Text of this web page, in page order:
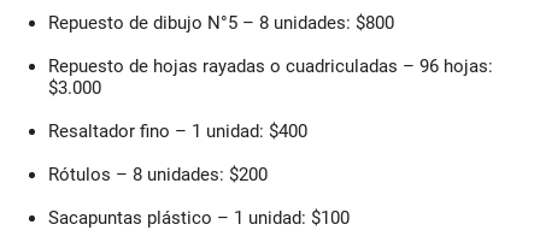
Repuesto de dibujo N°5 – 8 unidades: $800
Repuesto de hojas rayadas o cuadriculadas – 96 hojas:
$3.000
Resaltador fino – 1 unidad: $400
Rótulos – 8 unidades: $200
Sacapuntas plástico – 1 unidad: $100